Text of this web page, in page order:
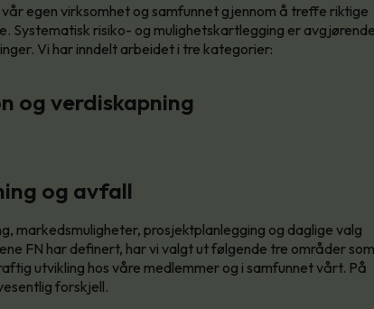
egen virksomhet og samfunnet gjennom å treffe riktige
Systematisk risiko- og mulighetskartlegging er avgjørende
Vi har inndelt arbeidet i tre kategorier:
og verdiskapning
og avfall
markedsmuligheter, prosjektplanlegging og daglige valg
FN har definert, har vi valgt ut følgende tre områder som
utvikling hos våre medlemmer og i samfunnet vårt. På
forskjell.